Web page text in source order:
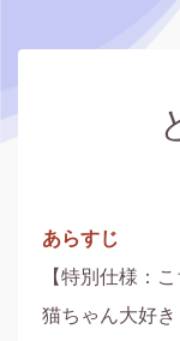
あらすじ
【特別仕様：
猫ちゃん大好